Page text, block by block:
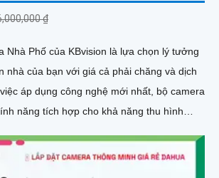
₫
Nhà Phố của KBvision là lựa chọn lý tưởng
nhà của bạn với giá cả phải chăng và dịch
năng tích hợp cho khả năng thu hình